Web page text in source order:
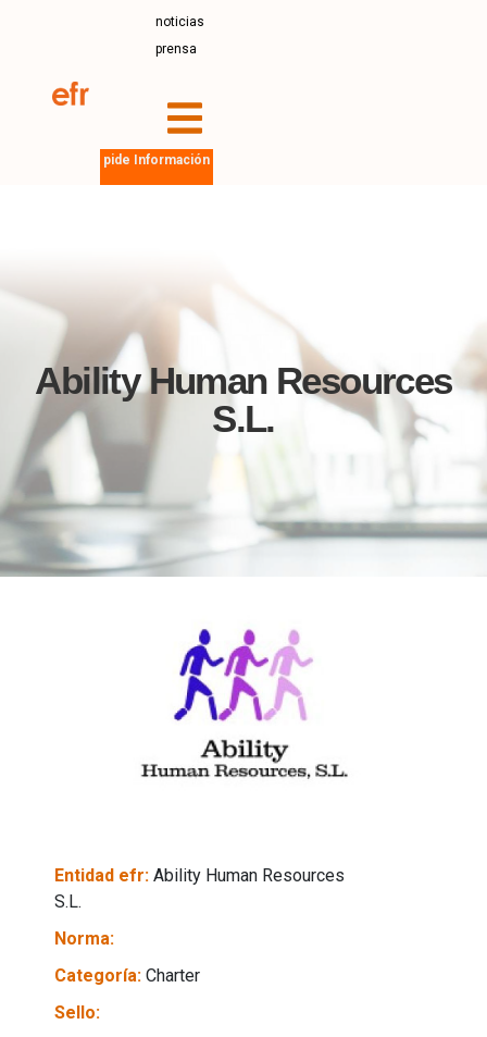
noticias
prensa
pide Información
Ability Human Resources
S.L.
Entidad efr: Ability Human Resources
S.L.
Norma:
Categoría: Charter
Sello: